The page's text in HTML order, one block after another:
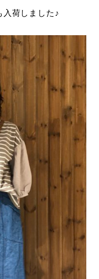
入荷しました♪